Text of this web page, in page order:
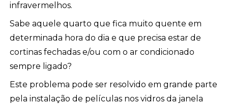
infravermelhos.
Sabe aquele quarto que fica muito quente em
determinada hora do dia e que precisa estar de
cortinas fechadas e/ou com o ar condicionado
sempre ligado?
Este problema pode ser resolvido em grande parte
pela instalação de películas nos vidros da janela